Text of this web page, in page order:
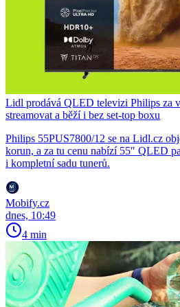
Lidl prodává QLED televizi Philips za
streamovat a běží i bez set-top boxu
Philips 55PUS7800/12 se na Lidl.cz
korun, a za tu cenu nabízí 55″ QLED
i kompletní sadu tunerů.
Mobify.cz
dnes, 10:49
4 min